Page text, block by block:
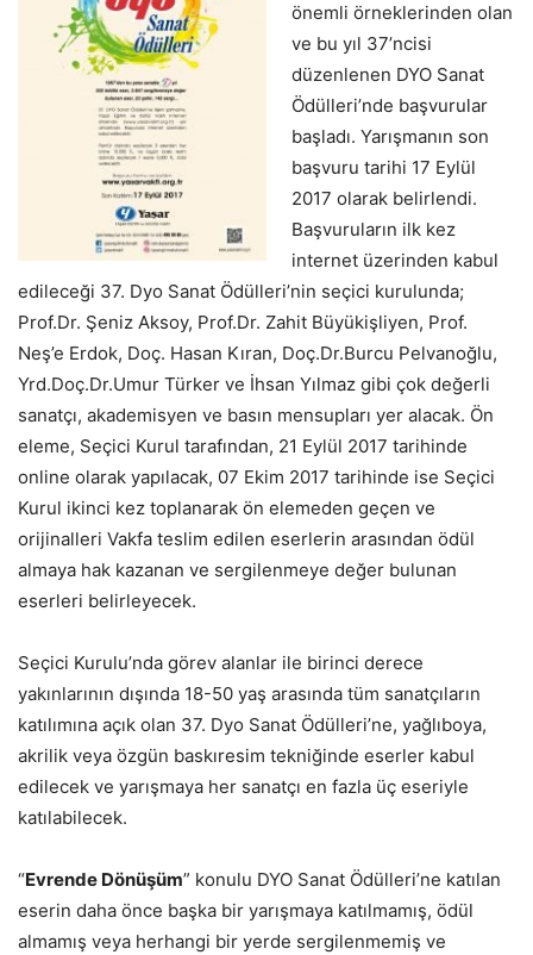
önemli örneklerinden olan
ve bu yıl 37’ncisi
düzenlenen DYO Sanat
Ödülleri’nde başvurular
başladı. Yarışmanın son
başvuru tarihi 17 Eylül
2017 olarak belirlendi.
Başvuruların ilk kez
internet üzerinden kabul
edileceği 37. Dyo Sanat Ödülleri’nin seçici kurulunda;
Prof.Dr. Şeniz Aksoy, Prof.Dr. Zahit Büyükişliyen, Prof.
Neş’e Erdok, Doç. Hasan Kıran, Doç.Dr.Burcu Pelvanoğlu,
Yrd.Doç.Dr.Umur Türker ve İhsan Yılmaz gibi çok değerli
sanatçı, akademisyen ve basın mensupları yer alacak. Ön
eleme, Seçici Kurul tarafından, 21 Eylül 2017 tarihinde
online olarak yapılacak, 07 Ekim 2017 tarihinde ise Seçici
Kurul ikinci kez toplanarak ön elemeden geçen ve
orijinalleri Vakfa teslim edilen eserlerin arasından ödül
almaya hak kazanan ve sergilenmeye değer bulunan
eserleri belirleyecek.
Seçici Kurulu’nda görev alanlar ile birinci derece
yakınlarının dışında 18-50 yaş arasında tüm sanatçıların
katılımına açık olan 37. Dyo Sanat Ödülleri’ne, yağlıboya,
akrilik veya özgün baskıresim tekniğinde eserler kabul
edilecek ve yarışmaya her sanatçı en fazla üç eseriyle
katılabilecek.
“Evrende Dönüşüm” konulu DYO Sanat Ödülleri’ne katılan
eserin daha önce başka bir yarışmaya katılmamış, ödül
almamış veya herhangi bir yerde sergilenmemiş ve